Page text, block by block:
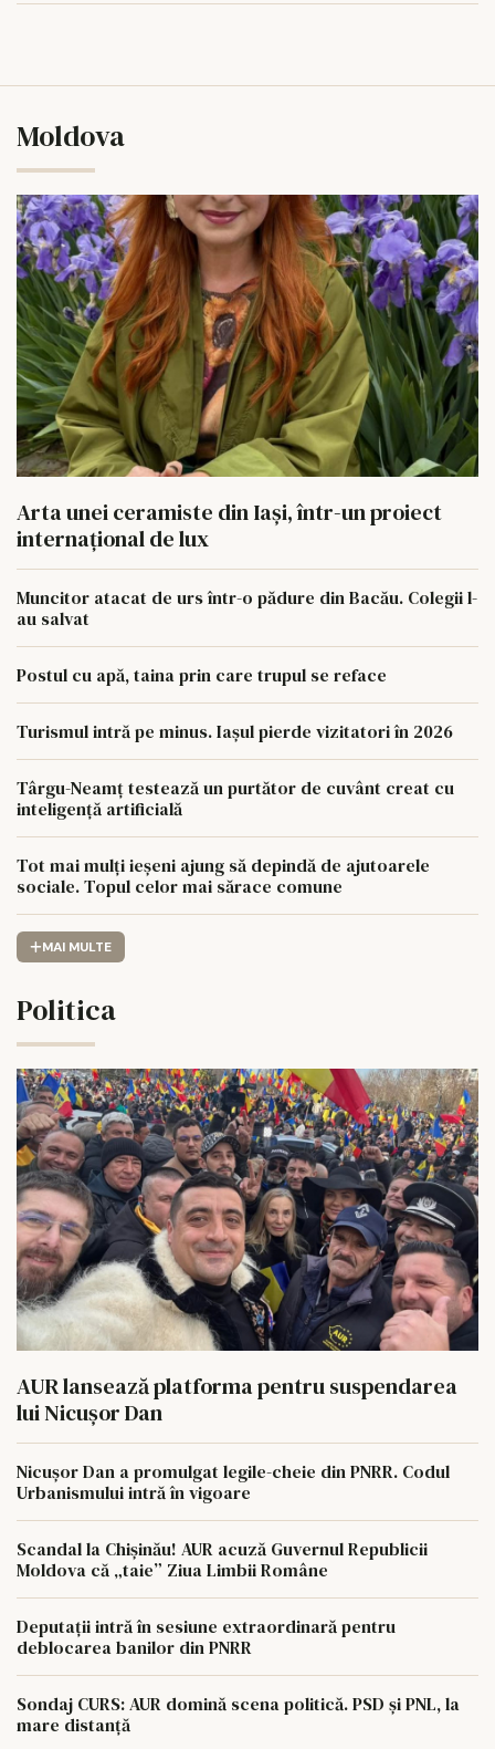
Moldova
Arta unei ceramiste din Iași, într-un proiect
internațional de lux
Muncitor atacat de urs într-o pădure din Bacău. Colegii l-
au salvat
Postul cu apă, taina prin care trupul se reface
Turismul intră pe minus. Iașul pierde vizitatori în 2026
Târgu-Neamț testează un purtător de cuvânt creat cu
inteligență artificială
Tot mai mulți ieșeni ajung să depindă de ajutoarele
sociale. Topul celor mai sărace comune
MAI MULTE
Politica
AUR lansează platforma pentru suspendarea
lui Nicușor Dan
Nicușor Dan a promulgat legile-cheie din PNRR. Codul
Urbanismului intră în vigoare
Scandal la Chișinău! AUR acuză Guvernul Republicii
Moldova că „taie” Ziua Limbii Române
Deputații intră în sesiune extraordinară pentru
deblocarea banilor din PNRR
Sondaj CURS: AUR domină scena politică. PSD și PNL, la
mare distanță